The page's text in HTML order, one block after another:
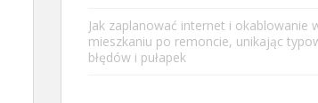
Jak zaplanować internet i okablowanie
mieszkaniu po remoncie, unikając
błędów i pułapek